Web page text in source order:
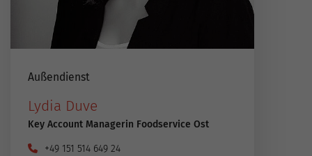
Außendienst
Lydia Duve
Key Account Managerin Foodservice Ost
+49 151 514 649 24